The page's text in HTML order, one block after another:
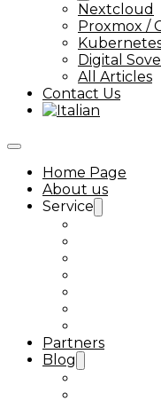
Nextcloud
Proxmox /
Digital
All Articles
Contact Us
Home Page
About us
Service
Partners
Blog